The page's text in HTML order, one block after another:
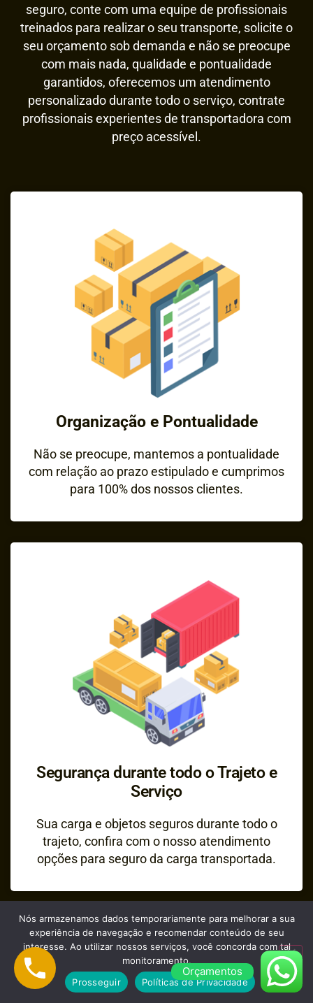
seguro, conte com uma equipe de profissionais
treinados para realizar o seu transporte, solicite o
seu orçamento sob demanda e não se preocupe
com mais nada, qualidade e pontualidade
garantidos, oferecemos um atendimento
personalizado durante todo o serviço, contrate
profissionais experientes de transportadora com
preço acessível.
Organização e Pontualidade
Não se preocupe, mantemos a pontualidade
com relação ao prazo estipulado e cumprimos
para 100% dos nossos clientes.
Segurança durante todo o Trajeto e
Serviço
Sua carga e objetos seguros durante todo o
trajeto, confira com o nosso atendimento
opções para seguro da carga transportada.
Orçamentos
Nós armazenamos dados temporariamente para melhorar a sua
experiência de navegação e recomendar conteúdo de seu
interesse. Ao utilizar nossos serviços, você concorda com tal
monitoramento.
Prosseguir
Políticas de Privacidade